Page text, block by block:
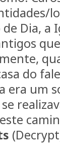
de Dia,
do
era um
(Decrypt